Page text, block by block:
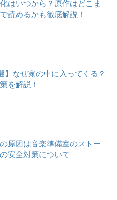
はいつから？原作はどこま
読めるかも徹底解説！
】なぜ家の中に入ってくる？
を解説！
原因は音楽準備室のストー
安全対策について